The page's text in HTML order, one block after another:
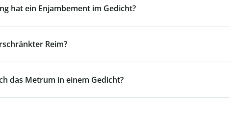
hat ein Enjambement im Gedicht?
Reim?
das Metrum in einem Gedicht?